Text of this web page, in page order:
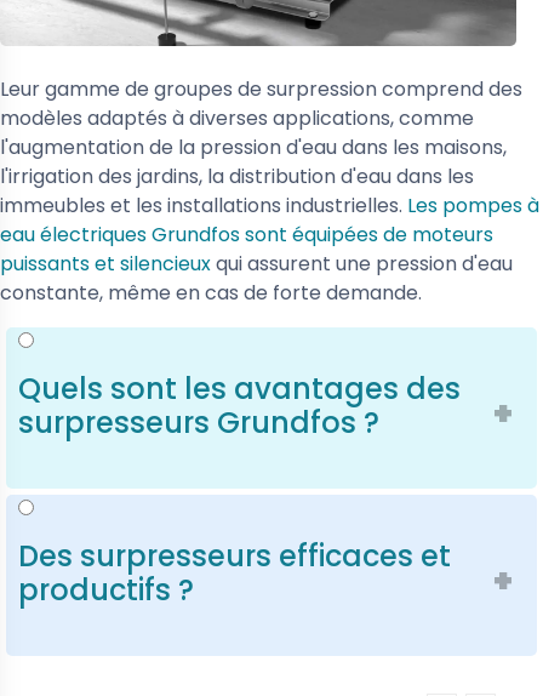
Leur gamme de groupes de surpression comprend des
modèles adaptés à diverses applications, comme
l'augmentation de la pression d'eau dans les maisons,
l'irrigation des jardins, la distribution d'eau dans les
immeubles et les installations industrielles. Les pompes à
eau électriques Grundfos sont équipées de moteurs
puissants et silencieuxqui assurent une pression d'eau
constante, même en cas de forte demande.
Quels sont les avantages des
surpresseurs Grundfos ?
L'un des principaux atouts des surpresseurs de la
marque danoise est leur système de contrôle
intelligent. Ils intègrentdes capteurs de pression et
de débit qui ajustent automatiquement la
performance de la pompe
consommation d'énergie et d'assurer un
Des surpresseurs efficaces et
productifs ?
En choisissant un modèle Grundfos, vous bénéficiez